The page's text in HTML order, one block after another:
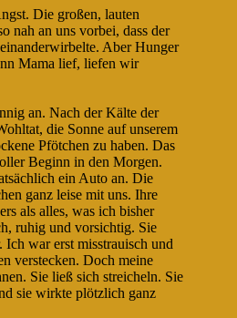
Die großen, lauten
nah an uns vorbei, dass der
Aber Hunger
Mama lief, liefen wir
an. Nach der Kälte der
die Sonne auf unserem
Pfötchen zu haben. Das
Beginn in den Morgen.
ein Auto an. Die
ganz leise mit uns. Ihre
als alles, was ich bisher
ruhig und vorsichtig. Sie
Ich war erst misstrauisch und
verstecken. Doch meine
Sie ließ sich streicheln. Sie
sie wirkte plötzlich ganz